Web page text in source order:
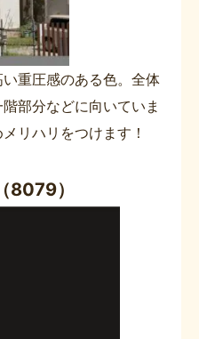
重圧感のある色。全体
部分などに向いていま
リハリをつけます！
）